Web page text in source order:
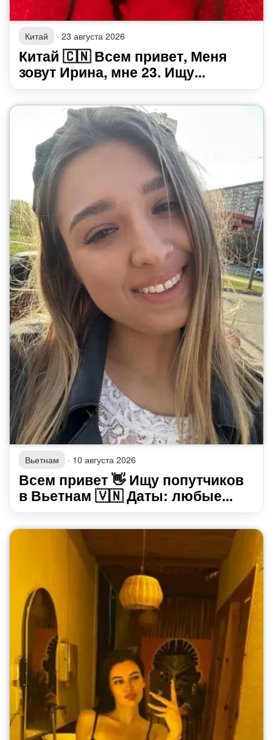
Китай · 23 августа 2026
Китай 🇨🇳 Всем привет, Меня
зовут Ирина, мне 23. Ищу...
Вьетнам · 10 августа 2026
Всем привет 👋 Ищу попутчиков
в Вьетнам 🇻🇳 Даты: любые...